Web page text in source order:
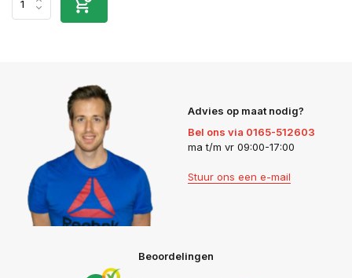
Advies op maat nodig?
Bel ons via 0165-512603
ma t/m vr 09:00-17:00
Stuur ons een e-mail
Beoordelingen